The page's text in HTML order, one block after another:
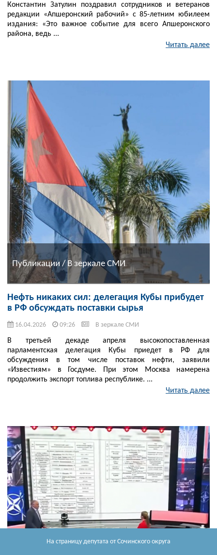
На страницу депутата от Сочинского округа
Константин Затулин поздравил сотрудников и ветеранов
редакции «Апшеронский рабочий» с 85-летним юбилеем
издания: «Это важное событие для всего Апшеронского
района, ведь ...
Читать далее
Публикации / В зеркале СМИ
Нефть никаких сил: делегация Кубы прибудет
в РФ обсуждать поставки сырья
16.04.2026 09:26 В зеркале СМИ
В третьей декаде апреля высокопоставленная
парламентская делегация Кубы приедет в РФ для
обсуждения в том числе поставок нефти, заявили
«Известиям» в Госдуме. При этом Москва намерена
продолжить экспорт топлива республике. ...
Читать далее